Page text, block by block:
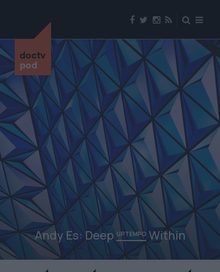
doctv
pod
Andy Es: Deep UPTEMPOWithin